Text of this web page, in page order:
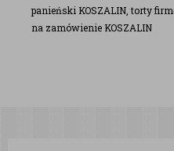
panieński KOSZALIN, torty
na zamówienie KOSZALIN